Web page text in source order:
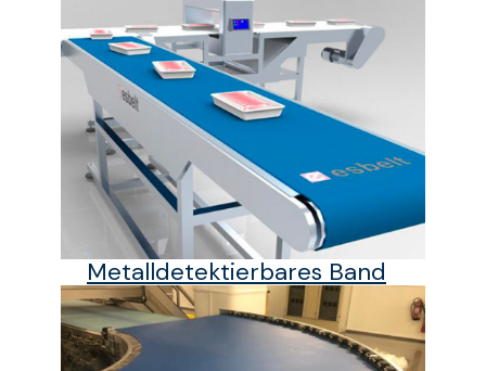
Metalldetektierbares Band